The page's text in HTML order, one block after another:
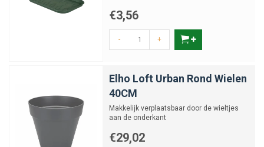
€3,56
- +
Elho Loft Urban Rond Wielen
40CM
Makkelijk verplaatsbaar door de wieltjes
aan de onderkant
€29,02